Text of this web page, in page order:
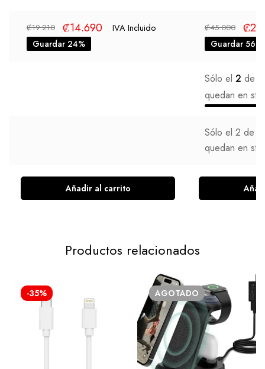
₡19.210 ₡14.690
IVA Incluido
Guardar 24%
₡45.000 ₡
Guardar 56%
Sólo el 2 de
quedan en
Sólo el 2 de
quedan en
Añadir al carrito
Productos relacionados
-35% AGOTADO